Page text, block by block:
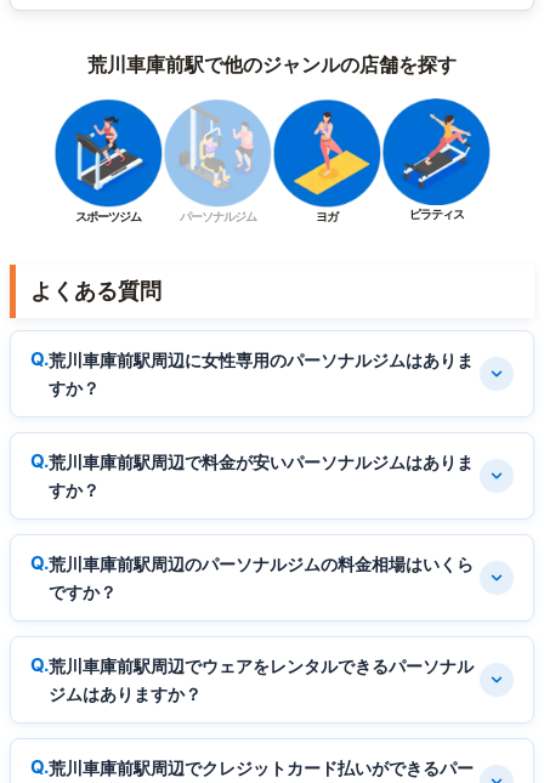
荒川車庫前駅で他のジャンルの店舗を探す
スポーツジム パーソナルジム ヨガ ピラティス
よくある質問
荒川車庫前駅周辺に女性専用のパーソナルジムはありま
すか？
荒川車庫前駅周辺で料金が安いパーソナルジムはありま
すか？
荒川車庫前駅周辺のパーソナルジムの料金相場はいくら
ですか？
荒川車庫前駅周辺でウェアをレンタルできるパーソナル
ジムはありますか？
荒川車庫前駅周辺でクレジットカード払いができるパー